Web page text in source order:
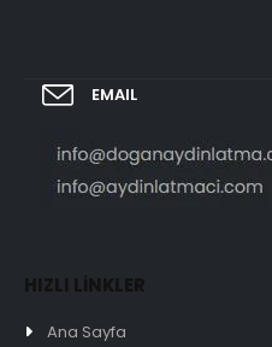
EMAIL
HIZLI LİNKLER
Ana Sayfa